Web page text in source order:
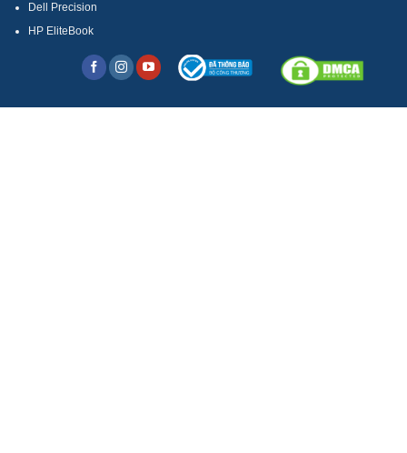
Dell Precision
HP EliteBook